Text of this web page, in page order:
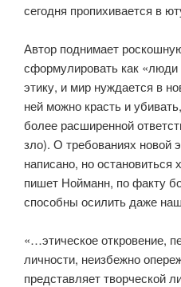
сегодня пропихивается в
Автор поднимает
сформулировать как
этику, и мир нуждается в
ней можно красть и
более расширенной
зло). О требованиях новой
написано, но остановиться
пишет Нойманн, по факту
способны осилить даже
«…этическое откровение,
личности, неизбежно
представляет творческой